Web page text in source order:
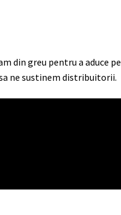
din greu pentru a aduce pe
ne sustinem distribuitorii.